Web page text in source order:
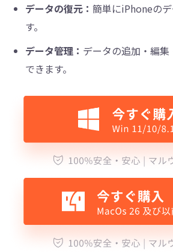
データの復元： 簡単にiPhoneの
す。
データ管理： データの追加・編
できます。